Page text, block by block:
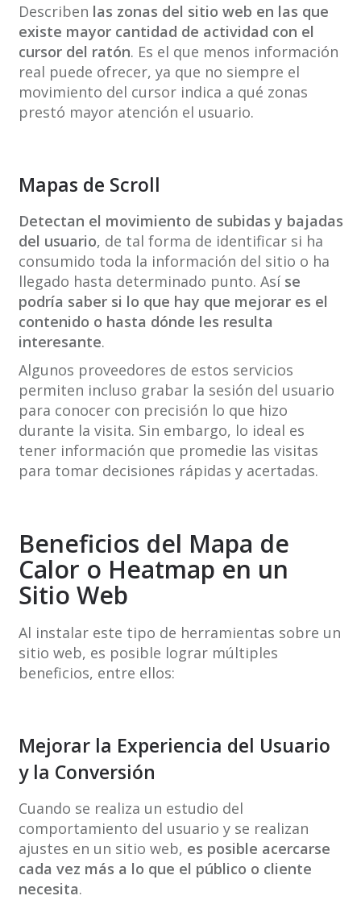
Describen las zonas del sitio web en las que
existe mayor cantidad de actividad con el
cursor del ratón. Es el que menos información
real puede ofrecer, ya que no siempre el
movimiento del cursor indica a qué zonas
prestó mayor atención el usuario.
Mapas de Scroll
Detectan el movimiento de subidas y bajadas
del usuario, de tal forma de identificar si ha
consumido toda la información del sitio o ha
llegado hasta determinado punto. Así se
podría saber si lo que hay que mejorar es el
contenido o hasta dónde les resulta
interesante.
Algunos proveedores de estos servicios
permiten incluso grabar la sesión del usuario
para conocer con precisión lo que hizo
durante la visita. Sin embargo, lo ideal es
tener información que promedie las visitas
para tomar decisiones rápidas y acertadas.
Beneficios del Mapa de
Calor o Heatmap en un
Sitio Web
Al instalar este tipo de herramientas sobre un
sitio web, es posible lograr múltiples
beneficios, entre ellos:
Mejorar la Experiencia del Usuario
y la Conversión
Cuando se realiza un estudio del
comportamiento del usuario y se realizan
ajustes en un sitio web, es posible acercarse
cada vez más a lo que el público o cliente
necesita.